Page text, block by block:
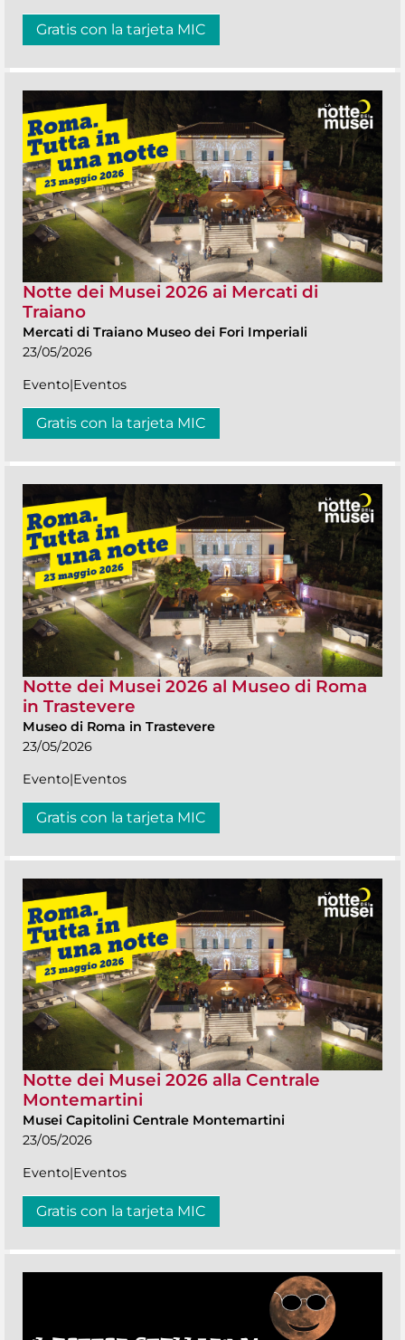
Gratis con la tarjeta MIC
Notte dei Musei 2026 ai Mercati di
Traiano
Mercati di Traiano Museo dei Fori Imperiali
23/05/2026
Evento|Eventos
Gratis con la tarjeta MIC
Notte dei Musei 2026 al Museo di Roma
in Trastevere
Museo di Roma in Trastevere
23/05/2026
Evento|Eventos
Gratis con la tarjeta MIC
Notte dei Musei 2026 alla Centrale
Montemartini
Musei Capitolini Centrale Montemartini
23/05/2026
Evento|Eventos
Gratis con la tarjeta MIC